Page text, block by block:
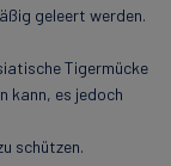
geleert werden.
Tigermücke
kann, es jedoch
schützen.